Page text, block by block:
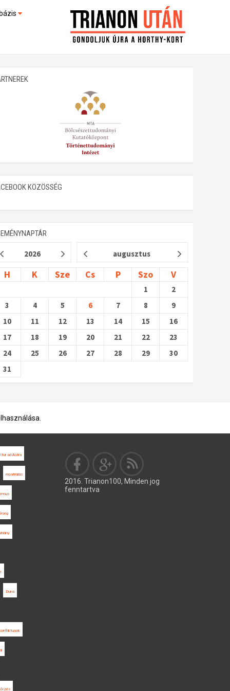
(feltöltés alatt)
KÖZÖSSÉG
2026 augusztus
H K Sze Cs P Szo V
1
2
3
4 5 6 7 8
9
10
11 12 13 14 15
16
17
18 19 20 21 22
23
24
25 26 27 28 29
30
31
ad Astra
repatriálás
Duna
2016. Trianon100, Minden jog
fenntartva